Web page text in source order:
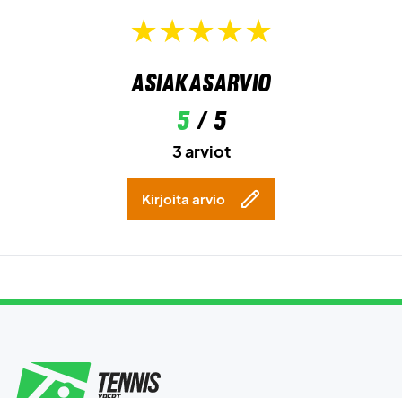
Asiakasarvio
5/ 5
3 arviot
Kirjoita arvio